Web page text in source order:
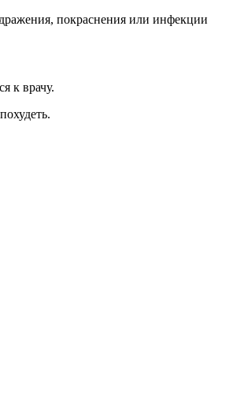
покраснения или инфекции
к врачу.